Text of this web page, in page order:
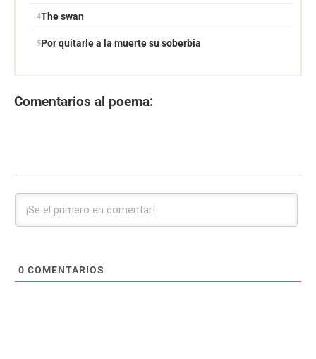
The swan
Por quitarle a la muerte su soberbia
Comentarios al poema:
0 COMENTARIOS